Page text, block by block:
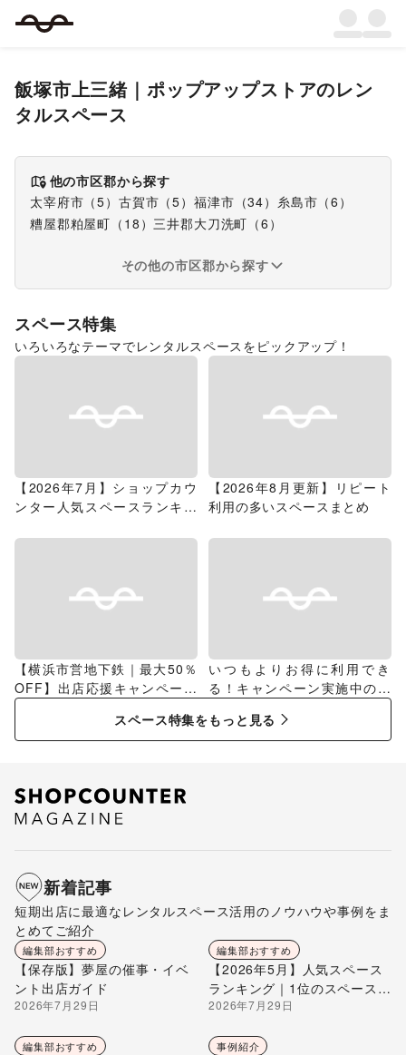
飯塚市上三緒 ｜ ポップアップストアのレン
タルスペース
他の市区郡から探す
太宰府市 （5） 古賀市 （5） 福津市 （34） 糸島市 （6 ）
糟屋郡粕屋町 （ 18 ）三井郡大刀洗町 （6 ）
その他の市区郡から探す
スペース特集
いろいろなテーマでレンタルスペースをピックアップ！
【2026年7月】ショップカウ
ンター人気スペースランキン
【2026年8月更新】リピート
利用の多いスペースまとめ
【横浜市営地下鉄｜最大50％
OFF】出店応援キャンペーン
特集
いつもよりお得に利用でき
る！キャンペーン実施中のス
スペース特集をもっと見る
新着記事
短期出店に最適なレンタルスペース活用のノウハウや事例をま
とめてご紹介
編集部おすすめ
【保存版】夢屋の催事・イベ
ント出店ガイド
2026年7月29日
編集部おすすめ
【2026年5月】人気スペース
ランキング｜1位のスペースを
編集部が解説
2026年7月29日
編集部おすすめ 事例紹介